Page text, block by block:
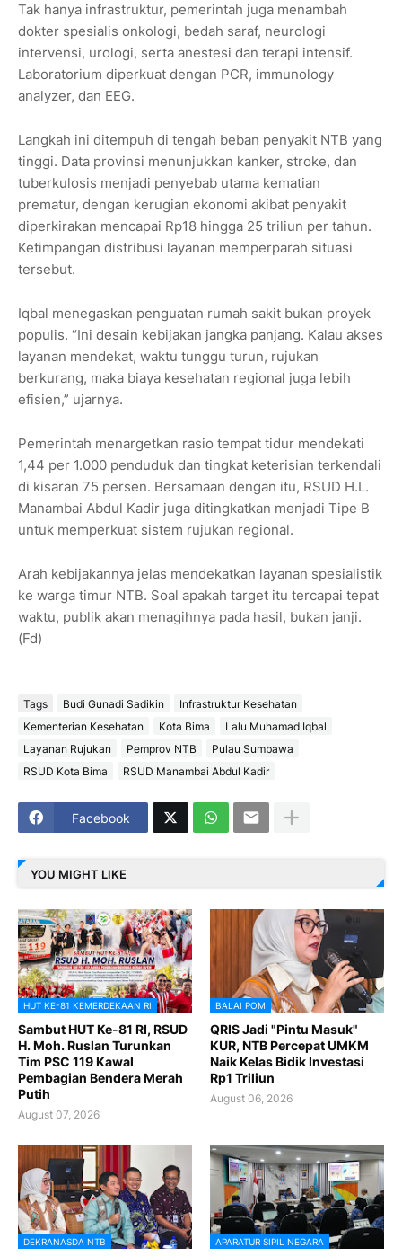
Tak hanya infrastruktur, pemerintah juga menambah
dokter spesialis onkologi, bedah saraf, neurologi
intervensi, urologi, serta anestesi dan terapi intensif.
Laboratorium diperkuat dengan PCR, immunology
analyzer, dan EEG.
Langkah ini ditempuh di tengah beban penyakit NTB yang
tinggi. Data provinsi menunjukkan kanker, stroke, dan
tuberkulosis menjadi penyebab utama kematian
prematur, dengan kerugian ekonomi akibat penyakit
diperkirakan mencapai Rp18 hingga 25 triliun per tahun.
Ketimpangan distribusi layanan memperparah situasi
tersebut.
Iqbal menegaskan penguatan rumah sakit bukan proyek
populis. “Ini desain kebijakan jangka panjang. Kalau akses
layanan mendekat, waktu tunggu turun, rujukan
berkurang, maka biaya kesehatan regional juga lebih
efisien,” ujarnya.
Pemerintah menargetkan rasio tempat tidur mendekati
1,44 per 1.000 penduduk dan tingkat keterisian terkendali
di kisaran 75 persen. Bersamaan dengan itu, RSUD H.L.
Manambai Abdul Kadir juga ditingkatkan menjadi Tipe B
untuk memperkuat sistem rujukan regional.
Arah kebijakannya jelas mendekatkan layanan spesialistik
ke warga timur NTB. Soal apakah target itu tercapai tepat
waktu, publik akan menagihnya pada hasil, bukan janji.
(Fd)
Tags Budi Gunadi Sadikin
Infrastruktur Kesehatan
Kementerian Kesehatan
Kota Bima
Lalu Muhamad Iqbal
Layanan Rujukan
Pemprov NTB
Pulau Sumbawa
RSUD Kota Bima
RSUD Manambai Abdul Kadir
Facebook
YOU MIGHT LIKE
HUT KE-81 KEMERDEKAAN RI
Sambut HUT Ke-81 RI, RSUD
H. Moh. Ruslan Turunkan
Tim PSC 119 Kawal
Pembagian Bendera Merah
Putih
August 07, 2026
BALAI POM
QRIS Jadi "Pintu Masuk"
KUR, NTB Percepat UMKM
Naik Kelas Bidik Investasi
Rp1 Triliun
August 06, 2026
DEKRANASDA NTB APARATUR SIPIL NEGARA